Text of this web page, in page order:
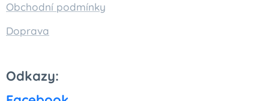
Obchodní podmínky
Doprava
Odkazy: